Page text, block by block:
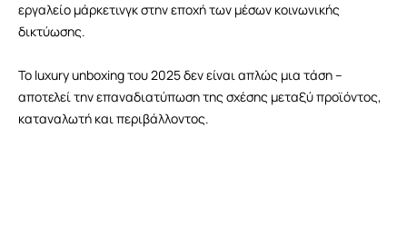
εργαλείο μάρκετινγκ στην εποχή των μέσων κοινωνικής
δικτύωσης.
Το luxury unboxing του 2025 δεν είναι απλώς μια τάση –
αποτελεί την επαναδιατύπωση της σχέσης μεταξύ προϊόντος,
καταναλωτή και περιβάλλοντος.